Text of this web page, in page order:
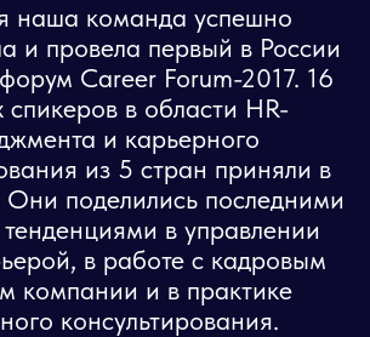
наша команда успешно
и провела первый в России
Career Forum-2017. 16
спикеров в области HR-
и карьерного
из 5 стран приняли в
Они поделились последними
в управлении
в работе с кадровым
компании и в практике
консультирования.